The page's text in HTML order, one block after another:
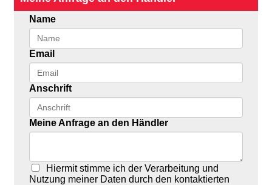
Name
Email
Anschrift
Meine Anfrage an den Händler
Hiermit stimme ich der Verarbeitung und
Nutzung meiner Daten durch den kontaktierten